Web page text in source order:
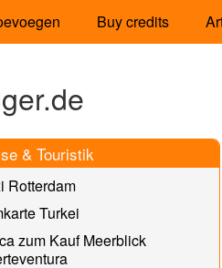
Buy credits
& Touristik
Rotterdam
Turkei
zum Kauf Meerblick